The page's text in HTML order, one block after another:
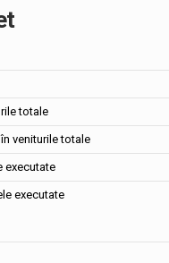
totale
veniturile totale
executate
executate